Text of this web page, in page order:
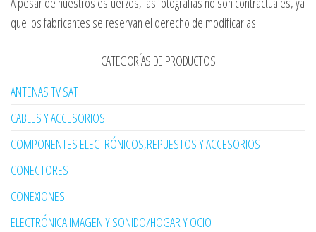
que los fabricantes se reservan el derecho de modificarlas.
CATEGORÍAS DE PRODUCTOS
ANTENAS TV SAT
CABLES Y ACCESORIOS
COMPONENTES ELECTRÓNICOS,REPUESTOS Y ACCESORIOS
CONECTORES
CONEXIONES
ELECTRÓNICA:IMAGEN Y SONIDO/HOGAR Y OCIO